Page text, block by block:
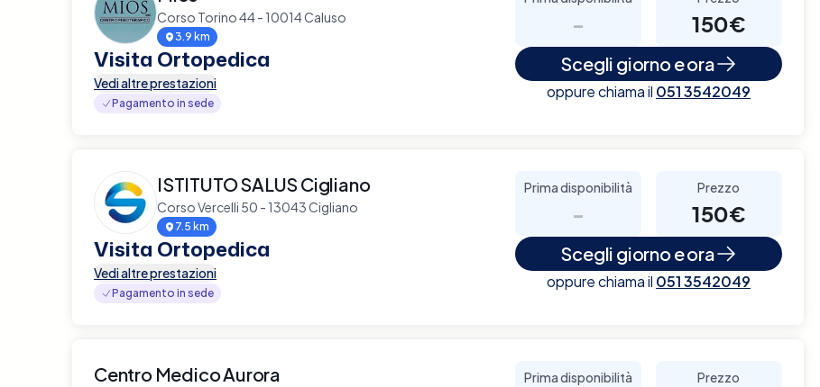
Corso Torino 44 - 10014 Caluso
3.9 km
Visita Ortopedica
Vedi altre prestazioni
Pagamento in sede
- 150€
Scegli giorno e ora
oppure chiama il 051 3542049
ISTITUTO SALUS Cigliano
Corso Vercelli 50 - 13043 Cigliano
7.5 km
Visita Ortopedica
Vedi altre prestazioni
Pagamento in sede
Prima disponibilità
-
Prezzo
150€
Scegli giorno e ora
oppure chiama il 051 3542049
Centro Medico Aurora Prima disponibilità Prezzo